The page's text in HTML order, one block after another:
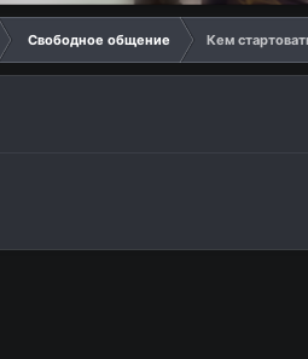
Свободное общение Кем